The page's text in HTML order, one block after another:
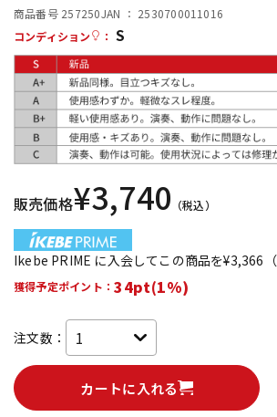
配信/ライブ機器
中古
商品番号 257250JAN ： 2530700011016
コンディション
： S
販売価格¥3,740 （税込）
Ikebe PRIME に入会してこの商品を¥3,366
獲得予定ポイント：34pt(1%)
注文数：
カートに入れる